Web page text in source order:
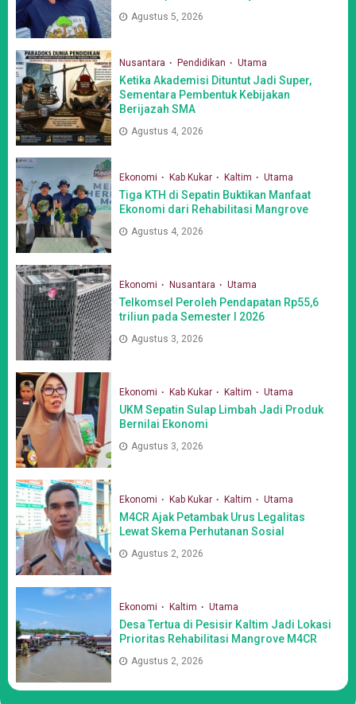
Agustus 5, 2026
Nusantara Pendidikan Utama
Ketika Akademisi Dituntut Jadi Super,
Sementara Pembentuk Kebijakan
Berijazah SMA
Agustus 4, 2026
Ekonomi Kab Kukar Kaltim Utama
Tiga KTH di Sepatin Buktikan Manfaat
Ekonomi dari Rehabilitasi Mangrove
Agustus 4, 2026
Ekonomi Nusantara Utama
Telkomsel Peroleh Pendapatan Rp55,6
triliun pada Semester I 2026
Agustus 3, 2026
Ekonomi Kab Kukar Kaltim Utama
UKM Sepatin Sulap Limbah Jadi Produk
Bernilai Ekonomi
Agustus 3, 2026
Ekonomi Kab Kukar Kaltim Utama
M4CR Ajak Petambak Urus Legalitas
Lewat Skema Perhutanan Sosial
Agustus 2, 2026
Ekonomi Kaltim Utama
Desa Tertua di Pesisir Kaltim Jadi Lokasi
Prioritas Rehabilitasi Mangrove M4CR
Agustus 2, 2026